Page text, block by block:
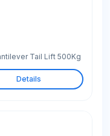
Tail Lift 500Kg
Details